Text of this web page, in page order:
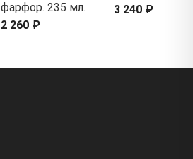
фарфор. 235 мл.
2 260 ₽
3 240 ₽